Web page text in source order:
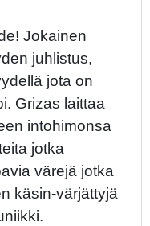
Jokainen
juhlistus,
jota on
Grizas laittaa
intohimonsa
jotka
värejä jotka
käsin-värjättyjä